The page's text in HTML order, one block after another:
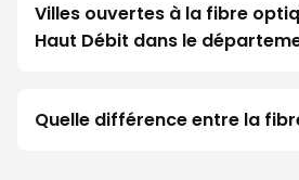
Villes ouvertes à la fibre
Haut Débit dans le
Quelle différence entre la